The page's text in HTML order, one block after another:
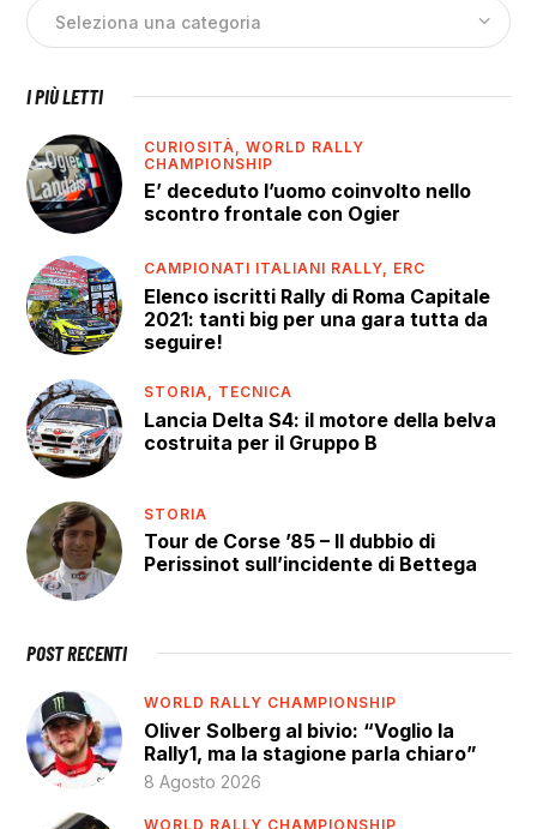
I PIÙ LETTI
CURIOSITÀ,WORLD RALLY
CHAMPIONSHIP
E’ deceduto l’uomo coinvolto nello
scontro frontale con Ogier
CAMPIONATI ITALIANI RALLY, ERC
Elenco iscritti Rally di Roma Capitale
2021: tanti big per una gara tutta da
seguire!
STORIA, TECNICA
Lancia Delta S4: il motore della belva
costruita per il Gruppo B
STORIA
Tour de Corse ’85 – Il dubbio di
Perissinot sull’incidente di Bettega
POST RECENTI
WORLD RALLY CHAMPIONSHIP
Oliver Solberg al bivio: “Voglio la
Rally1, ma la stagione parla chiaro”
8 Agosto 2026
WORLD RALLY CHAMPIONSHIP